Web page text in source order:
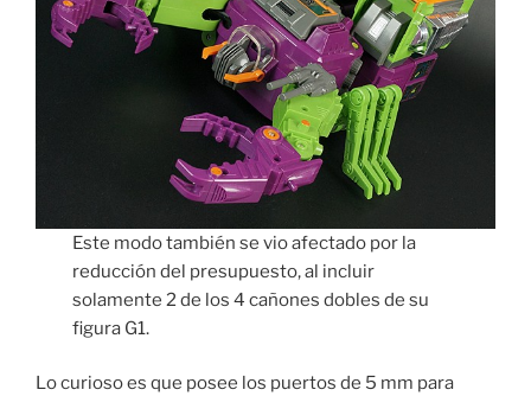
Este modo también se vio afectado por la
reducción del presupuesto, al incluir
solamente 2 de los 4 cañones dobles de su
figura G1.
Lo curioso es que posee los puertos de 5 mm para